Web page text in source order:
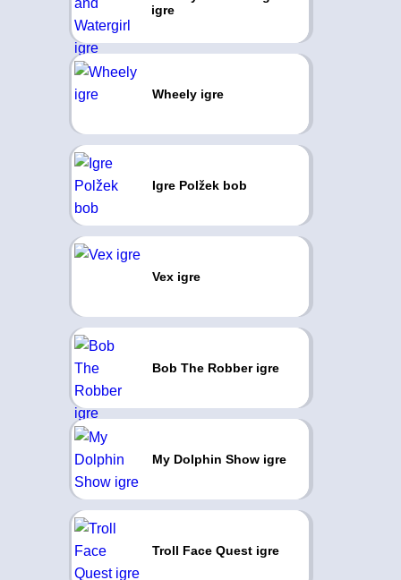
igre
Wheely igre
Igre Polžek bob
Vex igre
Bob The Robber igre
My Dolphin Show igre
Troll Face Quest igre